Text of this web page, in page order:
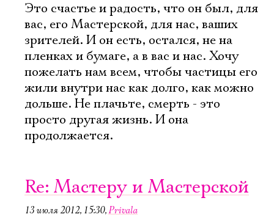
Это счастье и радость, что он был, для
вас, его Мастерской, для нас, ваших
зрителей. И он есть, остался, не на
пленках и бумаге, а в вас и нас. Хочу
пожелать нам всем, чтобы частицы его
жили внутри нас как долго, как можно
дольше. Не плачьте, смерть - это
просто другая жизнь. И она
продолжается.
Re: Мастеру и Мастерской
13 июля 2012, 15:30,Privala